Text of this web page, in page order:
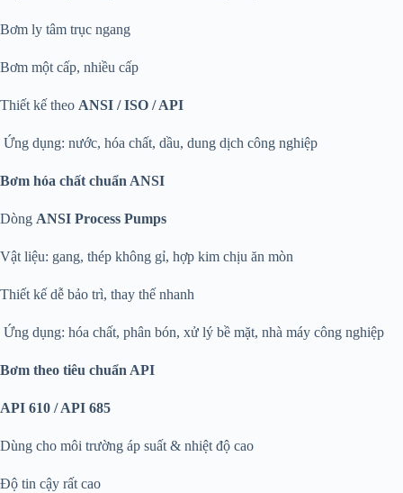
Bơm ly tâm trục ngang
Bơm một cấp, nhiều cấp
Thiết kế theo ANSI / ISO / API
Ứng dụng: nước, hóa chất, dầu, dung dịch công nghiệp
Bơm hóa chất chuẩn ANSI
Dòng ANSI Process Pumps
Vật liệu: gang, thép không gỉ, hợp kim chịu ăn mòn
Thiết kế dễ bảo trì, thay thế nhanh
Ứng dụng: hóa chất, phân bón, xử lý bề mặt, nhà máy công nghiệp
Bơm theo tiêu chuẩn API
API 610 / API 685
Dùng cho môi trường áp suất & nhiệt độ cao
Độ tin cậy rất cao